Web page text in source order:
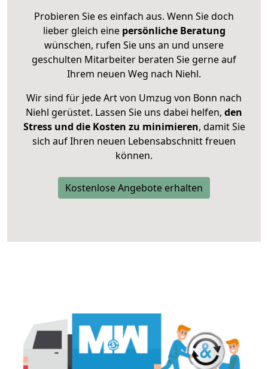
Probieren Sie es einfach aus. Wenn Sie doch
lieber gleich eine persönliche Beratung
wünschen, rufen Sie uns an und unsere
geschulten Mitarbeiter beraten Sie gerne auf
Ihrem neuen Weg nach Niehl.
Wir sind für jede Art von Umzug von Bonn nach
Niehl gerüstet. Lassen Sie uns dabei helfen, den
Stress und die Kosten zu minimieren, damit Sie
sich auf Ihren neuen Lebensabschnitt freuen
können.
Kostenlose Angebote erhalten